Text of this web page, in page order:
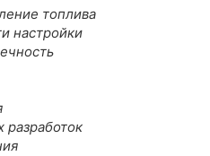
топлива
настройки
разработок